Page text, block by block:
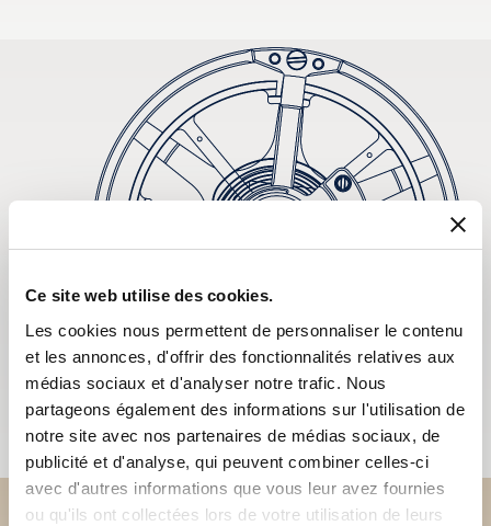
Ce site web utilise des cookies.
Les cookies nous permettent de personnaliser le contenu
et les annonces, d'offrir des fonctionnalités relatives aux
médias sociaux et d'analyser notre trafic. Nous
partageons également des informations sur l'utilisation de
notre site avec nos partenaires de médias sociaux, de
publicité et d'analyse, qui peuvent combiner celles-ci
avec d'autres informations que vous leur avez fournies
ou qu'ils ont collectées lors de votre utilisation de leurs